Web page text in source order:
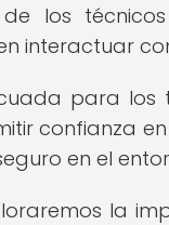
los
interactuar
para
confianza
en el
la